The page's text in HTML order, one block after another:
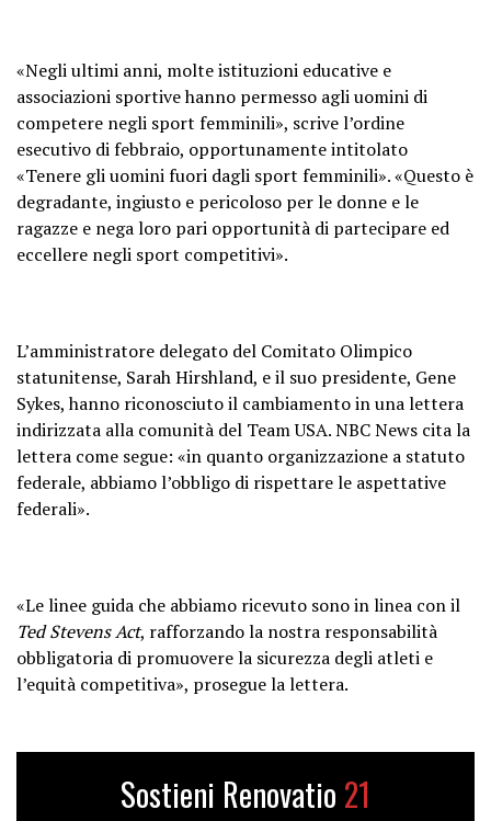
«Negli ultimi anni, molte istituzioni educative e
associazioni sportive hanno permesso agli uomini di
competere negli sport femminili», scrive l’ordine
esecutivo di febbraio, opportunamente intitolato
«Tenere gli uomini fuori dagli sport femminili». «Questo è
degradante, ingiusto e pericoloso per le donne e le
ragazze e nega loro pari opportunità di partecipare ed
eccellere negli sport competitivi».
L’amministratore delegato del Comitato Olimpico
statunitense, Sarah Hirshland, e il suo presidente, Gene
Sykes, hanno riconosciuto il cambiamento in una lettera
indirizzata alla comunità del Team USA. NBC News cita la
lettera come segue: «in quanto organizzazione a statuto
federale, abbiamo l’obbligo di rispettare le aspettative
federali».
«Le linee guida che abbiamo ricevuto sono in linea con il
Ted Stevens Act, rafforzando la nostra responsabilità
obbligatoria di promuovere la sicurezza degli atleti e
l’equità competitiva», prosegue la lettera.
Sostieni Renovatio 21